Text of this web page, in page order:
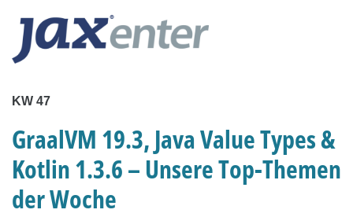
KW 47
GraalVM 19.3, Java Value Types &
Kotlin 1.3.6 – Unsere Top-Themen
der Woche